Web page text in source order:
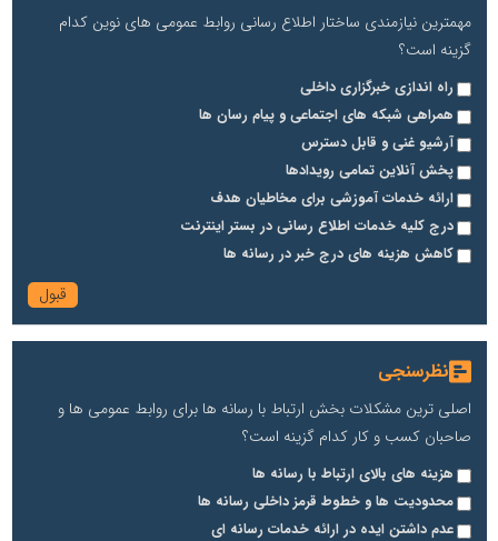
مهمترین نیازمندی ساختار اطلاع رسانی روابط عمومی های نوین کدام
گزینه است؟
راه اندازی خبرگزاری داخلی
همراهی شبکه های اجتماعی و پیام رسان ها
آرشیو غنی و قابل دسترس
پخش آنلاین تمامی رویدادها
ارائه خدمات آموزشی برای مخاطیان هدف
درج کلیه خدمات اطلاع رسانی در بستر اینترنت
کاهش هزینه های درج خبر در رسانه ها
نظرسنجی
اصلی ترین مشکلات بخش ارتباط با رسانه ها برای روابط عمومی ها و
صاحبان کسب و کار کدام گزینه است؟
هزینه های بالای ارتباط با رسانه ها
محدودیت ها و خطوط قرمز داخلی رسانه ها
عدم داشتن ایده در ارائه خدمات رسانه ای